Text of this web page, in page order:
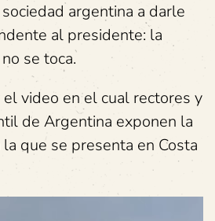
argentina a darle
al presidente: la
se toca.
video en el cual rectores y
de Argentina exponen la
que se presenta en Costa